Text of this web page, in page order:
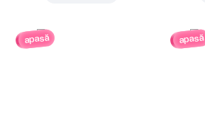
apasă apasă